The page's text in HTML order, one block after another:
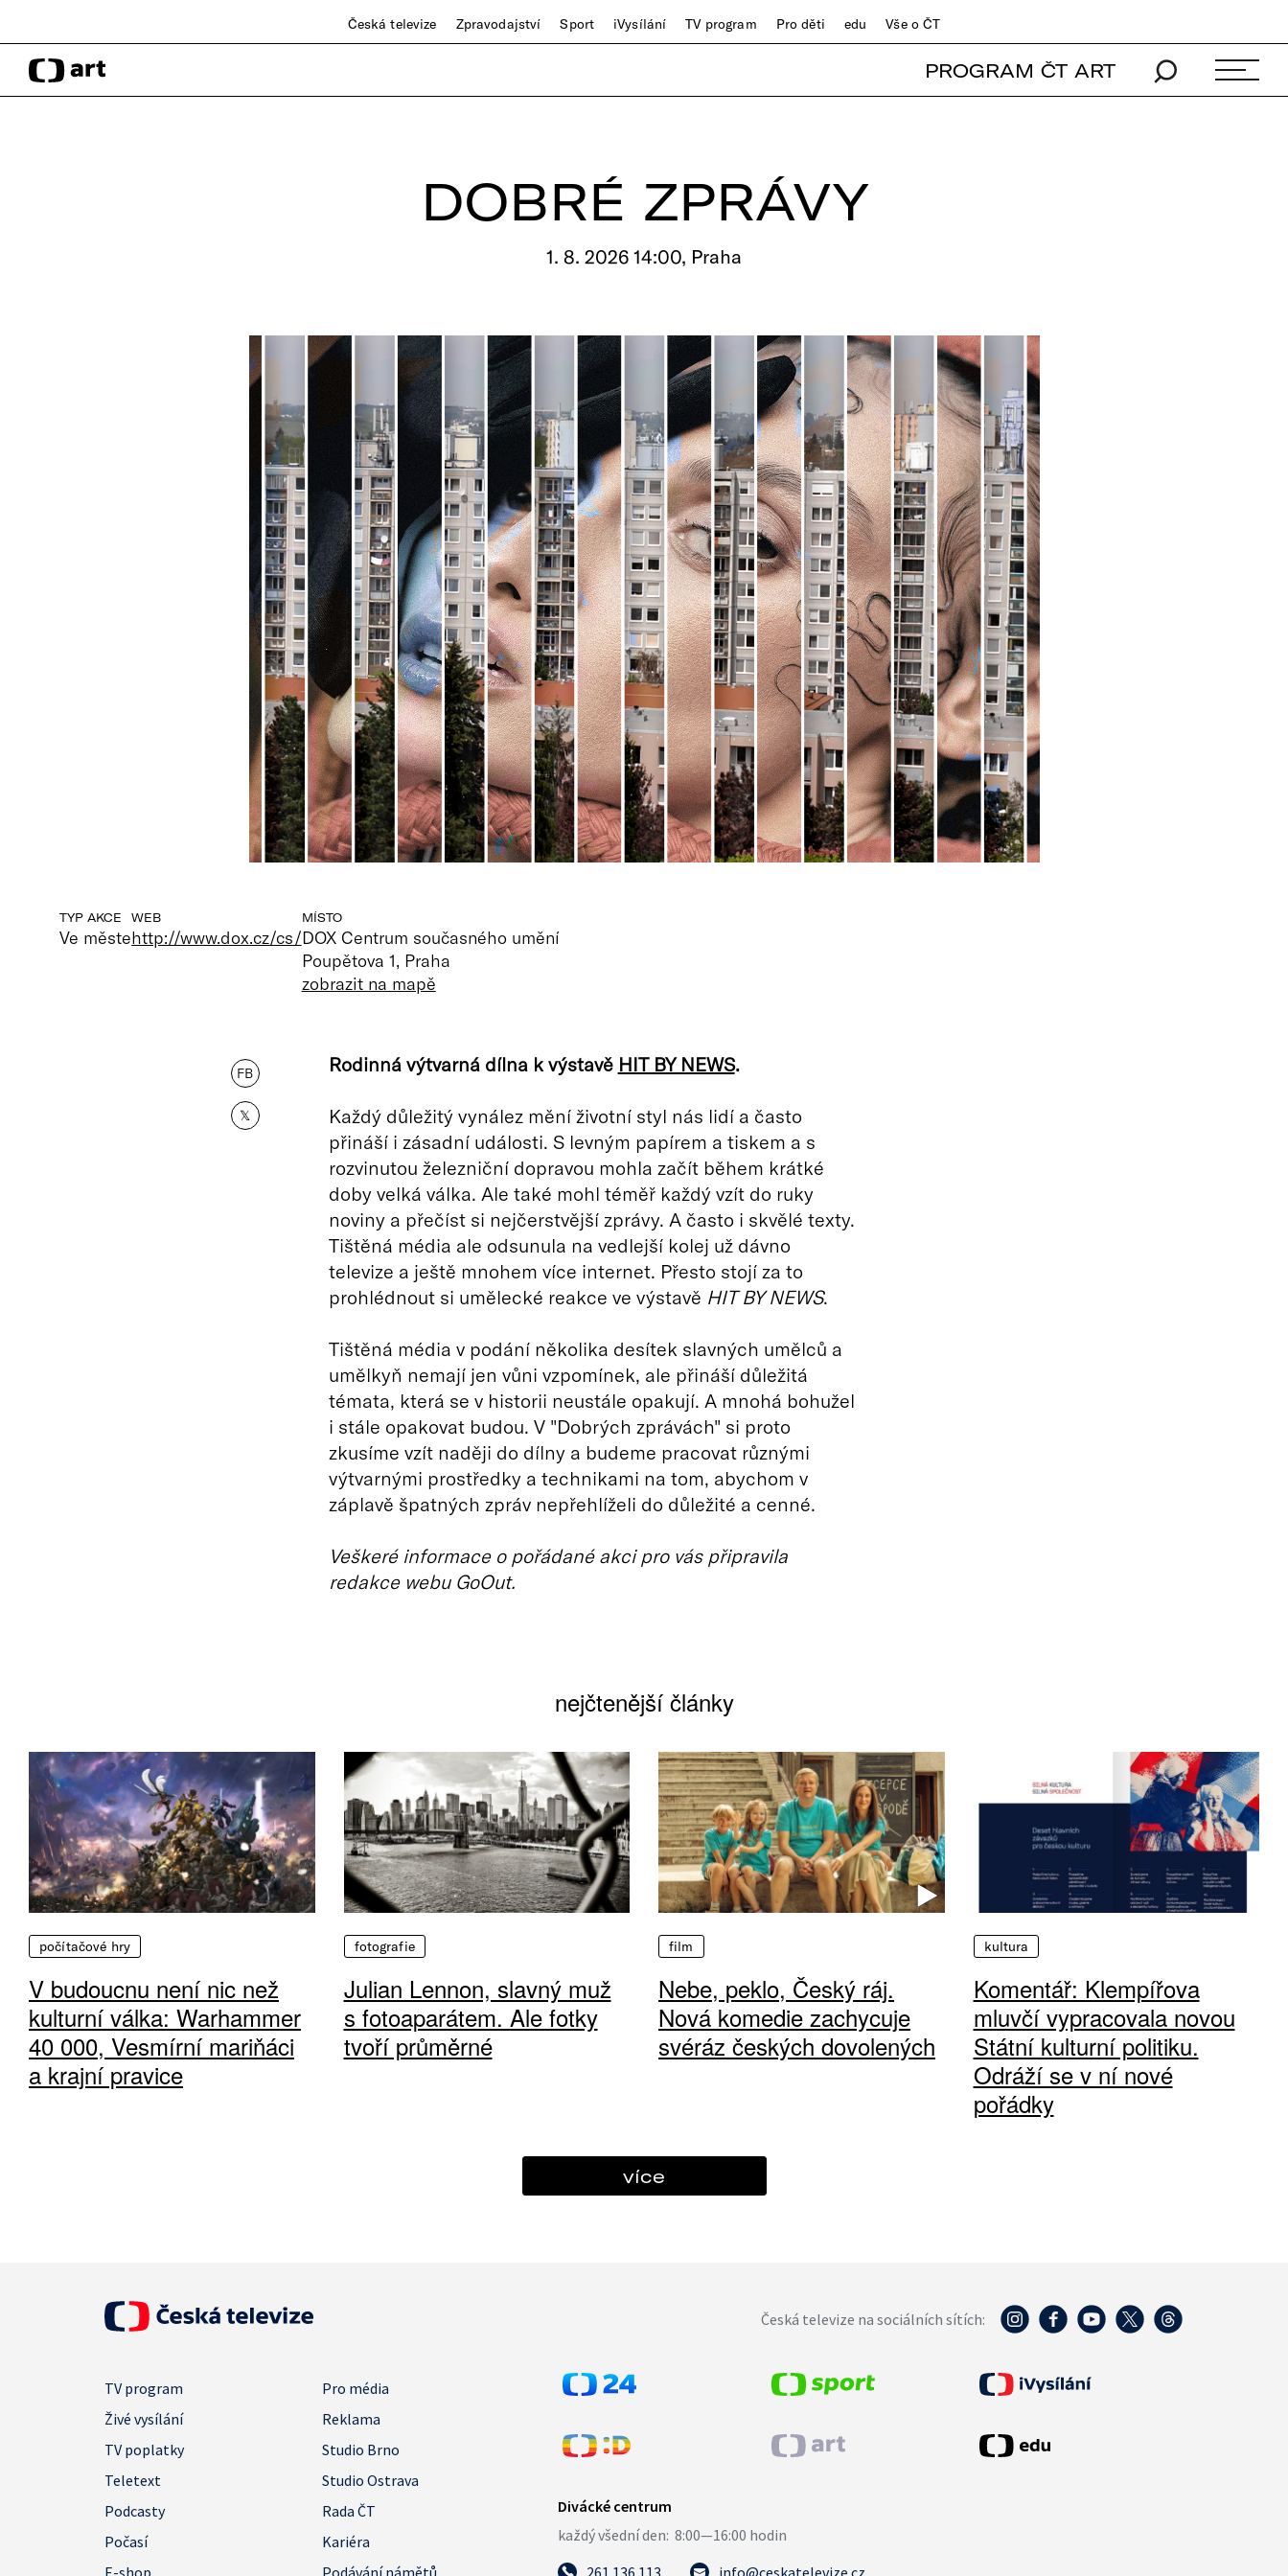
Česká televize Zpravodajství Sport iVysílání TV program Pro děti edu Vše o ČT
PROGRAM ČT ART
DOBRÉ ZPRÁVY
1. 8. 2026 14:00, Praha
TYP AKCE
Ve měste
WEB
http://www.dox.cz/cs/
MÍSTO
DOX Centrum současného umění
Poupětova 1, Praha
zobrazit na mapě
FB
𝕏
Rodinná výtvarná dílna k výstavě HIT BY NEWS.
Každý důležitý vynález mění životní styl nás lidí a často
přináší i zásadní události. S levným papírem a tiskem a s
rozvinutou železniční dopravou mohla začít během krátké
doby velká válka. Ale také mohl téměř každý vzít do ruky
noviny a přečíst si nejčerstvější zprávy. A často i skvělé texty.
Tištěná média ale odsunula na vedlejší kolej už dávno
televize a ještě mnohem více internet. Přesto stojí za to
prohlédnout si umělecké reakce ve výstavě HIT BY NEWS.
Tištěná média v podání několika desítek slavných umělců a
umělkyň nemají jen vůni vzpomínek, ale přináší důležitá
témata, která se v historii neustále opakují. A mnohá bohužel
i stále opakovat budou. V "Dobrých zprávách" si proto
zkusíme vzít naději do dílny a budeme pracovat různými
výtvarnými prostředky a technikami na tom, abychom v
záplavě špatných zpráv nepřehlíželi do důležité a cenné.
Veškeré informace o pořádané akci pro vás připravila
redakce webu GoOut.
nejčtenější články
počítačové hry
V budoucnu není nic než
kulturní válka: Warhammer
40 000, Vesmírní mariňáci
a krajní pravice
fotografie
Julian Lennon, slavný muž
s fotoaparátem. Ale fotky
tvoří průměrné
film
Nebe, peklo, Český ráj.
Nová komedie zachycuje
svéráz českých dovolených
kultura
Komentář: Klempířova
mluvčí vypracovala novou
Státní kulturní politiku.
Odráží se v ní nové
pořádky
více
Česká televize na sociálních sítích:
TV program
Pro média
Živé vysílání
Reklama
TV poplatky
Studio Brno
Teletext
Studio Ostrava
Podcasty
Rada ČT
Počasí
Kariéra